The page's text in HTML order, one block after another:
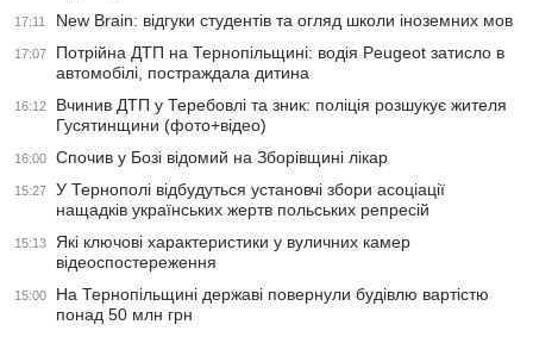
17:11 New Brain: відгуки студентів та огляд школи іноземних мов
17:07
Потрійна ДТП на Тернопільщині: водія Peugeot затисло в
автомобілі, постраждала дитина
16:12
Вчинив ДТП у Теребовлі та зник: поліція розшукує жителя
Гусятинщини (фото+відео)
16:00 Спочив у Бозі відомий на Зборівщині лікар
15:27
У Тернополі відбудуться установчі збори асоціації
нащадків українських жертв польських репресій
15:13
Які ключові характеристики у вуличних камер
відеоспостереження
15:00
На Тернопільщині державі повернули будівлю вартістю
понад 50 млн грн